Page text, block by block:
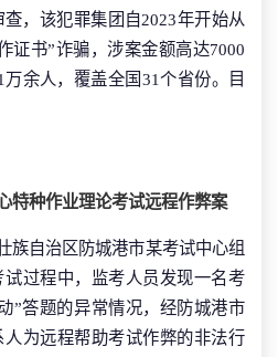
，该犯罪集团自2023年开始从
证书”诈骗，涉案金额高达7000
余人，覆盖全国31个省份。目
特种作业理论考试远程作弊案
族自治区防城港市某考试中心组
过程中，监考人员发现一名考
”答题的异常情况，经防城港市
为远程帮助考试作弊的非法行